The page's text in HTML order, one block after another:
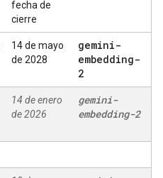
fecha de
cierre
14 de mayo
de 2028
gemini-
embedding-
2
14 de enero
de 2026
gemini-
embedding-2